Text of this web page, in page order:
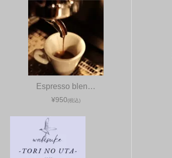
Espresso blen…
¥950(税込)